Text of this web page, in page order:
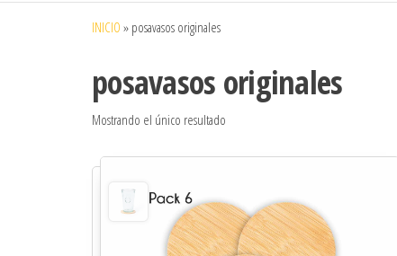
en móstoles
INICIO » posavasos originales
posavasos originales
Mostrando el único resultado